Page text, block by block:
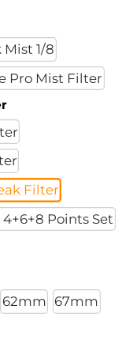
Mist 1/8
Pro Mist Filter
Filter
Points Set
62mm 67mm